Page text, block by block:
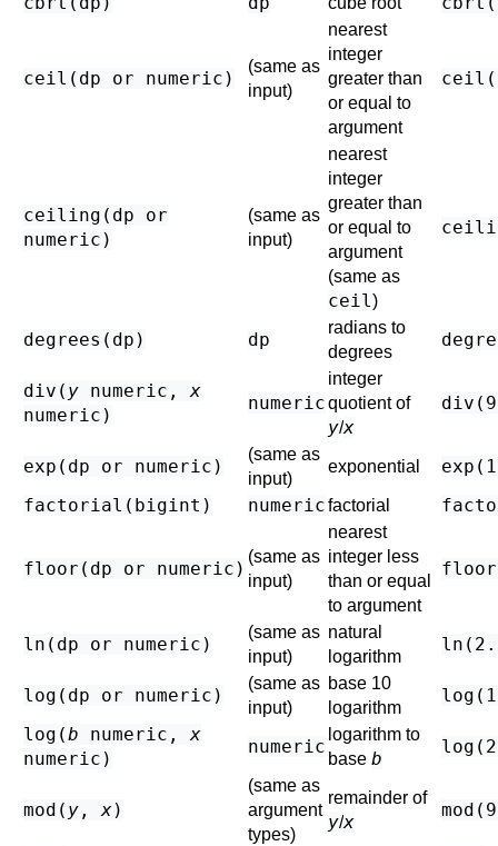
ceil( dp or numeric )
(same as
input)
nearest
integer
greater than
or equal to
argument
ceiling( dp or
numeric )
(same as
input)
nearest
integer
greater than
or equal to
argument
(same as
ceil)
degrees( dp ) dp
radians to
degrees
div( y numeric ,x
numeric )
numeric
integer
quotient of
y/x
exp( dp or numeric )
(same as
input)
exponential
factorial( bigint ) numericfactorial
floor( dp or numeric )
(same as
input)
nearest
integer less
than or equal
to argument
ln( dp or numeric )
(same as
input)
natural
logarithm
log( dp or numeric )
(same as
input)
base 10
logarithm
log(b numeric ,x
numeric )
numeric
logarithm to
base b
mod( y ,x)
(same as
argument
types)
remainder of
y/x